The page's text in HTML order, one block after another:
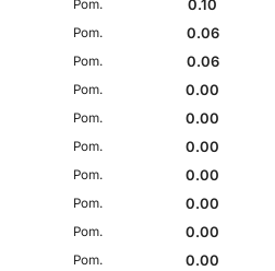
Pom.
0.10
Pom.
0.06
Pom.
0.06
Pom.
0.00
Pom.
0.00
Pom.
0.00
Pom.
0.00
Pom.
0.00
Pom.
0.00
Pom.
0.00